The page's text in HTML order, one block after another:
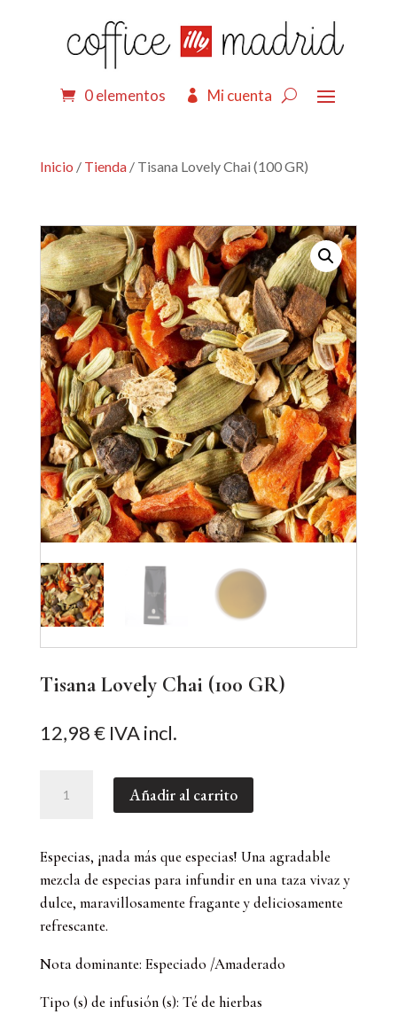
0 elementos Mi cuenta
Inicio / Tienda/ Tisana Lovely Chai (100 GR)
Tisana Lovely Chai (100 GR)
12,98€ IVA incl.
Lovely
GR)
cantidad
Añadir al carrito
Especias, ¡nada más que especias! Una agradable
mezcla de especias para infundir en una taza vivaz y
dulce, maravillosamente fragante y deliciosamente
refrescante.
Nota dominante: Especiado /Amaderado
Tipo (s) de infusión (s): Té de hierbas